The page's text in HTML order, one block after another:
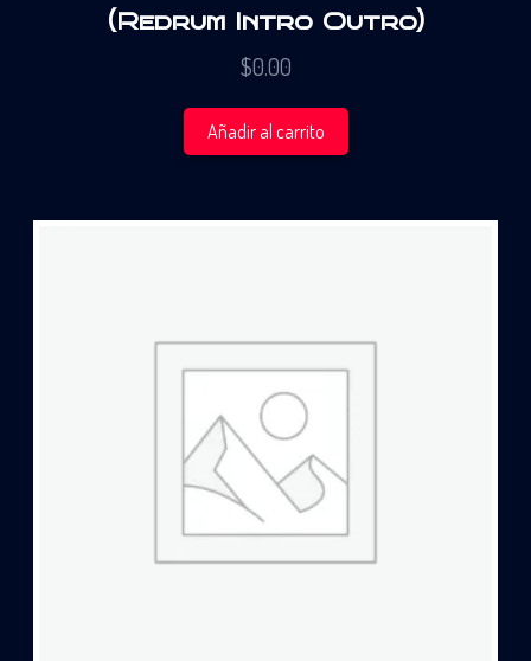
(Redrum Intro Outro)
$0.00
Añadir al carrito